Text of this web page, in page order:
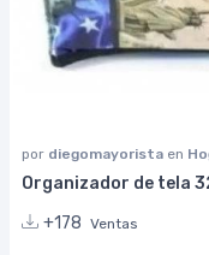
por diegomayorista en
Organizador de tela
+178 Ventas